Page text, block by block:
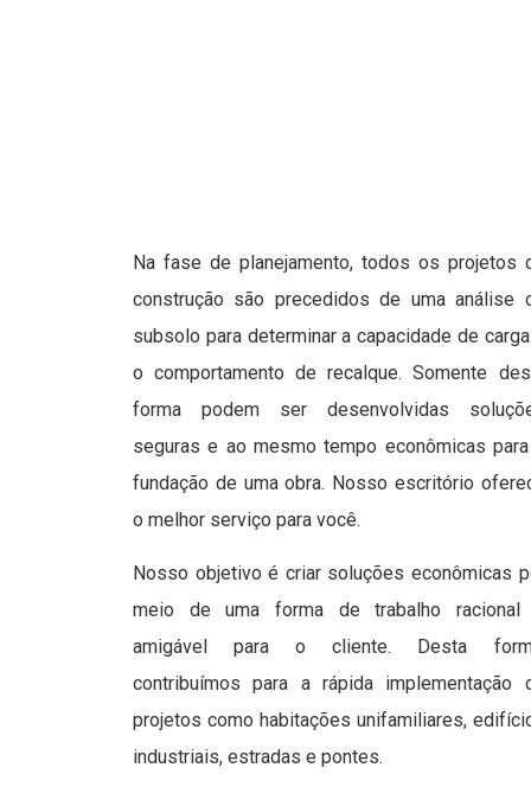
Na fase de planejamento, todos os projetos
construção são precedidos de uma análise
subsolo para determinar a capacidade de
o comportamento de recalque. Somente
forma podem ser desenvolvidas
seguras e ao mesmo tempo econômicas
fundação de uma obra. Nosso escritório
o melhor serviço para você.
Nosso objetivo é criar soluções econômicas
meio de uma forma de trabalho racional
amigável para o cliente. Desta
contribuímos para a rápida implementação
projetos como habitações unifamiliares,
industriais, estradas e pontes.